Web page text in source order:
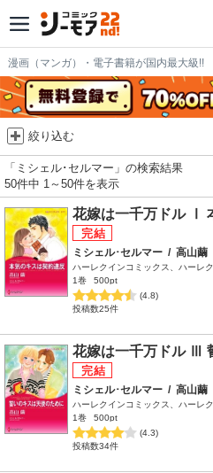
漫画（マンガ）・電子書籍が国内最大級!!
絞り込む
「ミシェル･セルマー」の検索結果
50件中 1～50件を表示
花嫁は一千万ドル Ⅰ
ミシェル･セルマー / 高山繭
ハーレクインコミックス、ハーレ
1巻
500pt
(4.8)
投稿数25件
花嫁は一千万ドル Ⅲ
ミシェル･セルマー / 高山繭
ハーレクインコミックス、ハーレ
1巻
500pt
(4.3)
投稿数34件